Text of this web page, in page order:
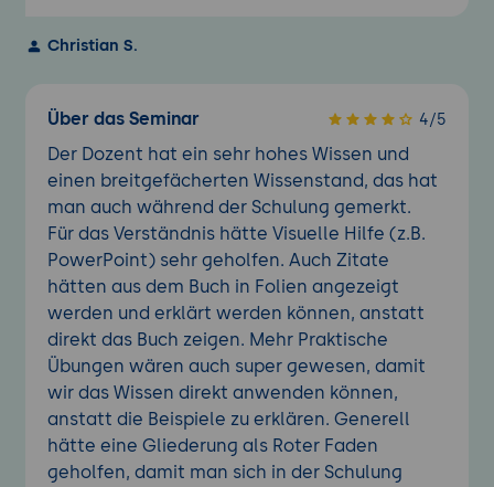
Christian S.
Über das Seminar 4/5
Der Dozent hat ein sehr hohes Wissen und
einen breitgefächerten Wissenstand, das hat
man auch während der Schulung gemerkt.
Für das Verständnis hätte Visuelle Hilfe (z.B.
PowerPoint) sehr geholfen. Auch Zitate
hätten aus dem Buch in Folien angezeigt
werden und erklärt werden können, anstatt
direkt das Buch zeigen. Mehr Praktische
Übungen wären auch super gewesen, damit
wir das Wissen direkt anwenden können,
anstatt die Beispiele zu erklären. Generell
hätte eine Gliederung als Roter Faden
geholfen, damit man sich in der Schulung